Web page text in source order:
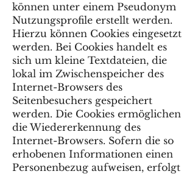
können unter einem Pseudonym
Nutzungsprofile erstellt werden.
Hierzu können Cookies eingesetzt
werden. Bei Cookies handelt es
sich um kleine Textdateien, die
lokal im Zwischenspeicher des
Internet-Browsers des
Seitenbesuchers gespeichert
werden. Die Cookies ermöglichen
die Wiedererkennung des
Internet-Browsers. Sofern die so
erhobenen Informationen einen
Personenbezug aufweisen, erfolgt